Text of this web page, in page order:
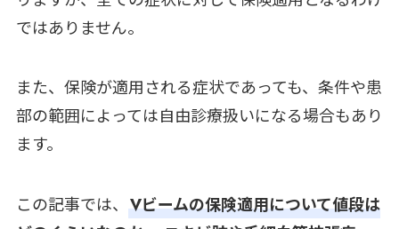
ではありません。
また、保険が適用される症状であっても、条件や患
部の範囲によっては自由診療扱いになる場合もあり
ます。
この記事では、 Vビームの保険適用について値段は